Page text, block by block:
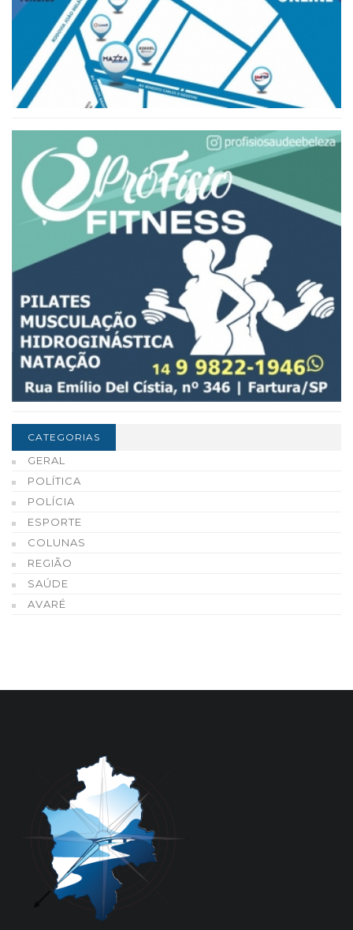
CATEGORIAS
GERAL
POLÍTICA
POLÍCIA
ESPORTE
COLUNAS
REGIÃO
SAÚDE
AVARÉ